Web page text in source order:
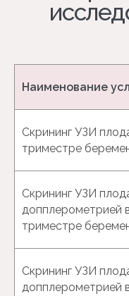
Наименование
Скрининг УЗИ
триместре
Скрининг УЗИ
допплерометрией в
триместре
Скрининг УЗИ
допплерометрией в